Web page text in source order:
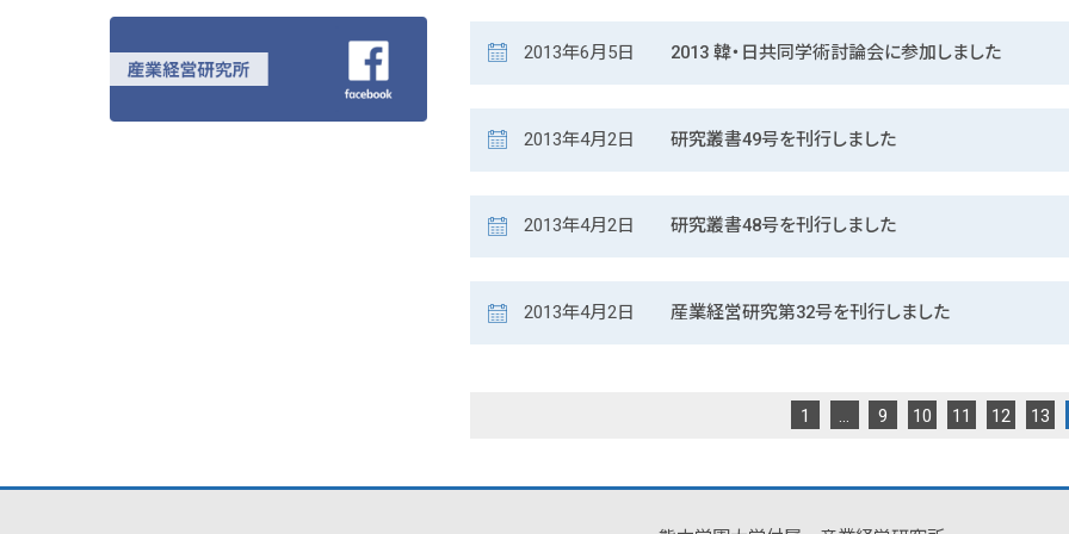
2013年6月5日 2013 韓・日共同学術討論会に参加しました
2013年4月2日 研究叢書49号を刊行しました
2013年4月2日 研究叢書48号を刊行しました
2013年4月2日 産業経営研究第32号を刊行しました
1 … 9 10 11 12 13